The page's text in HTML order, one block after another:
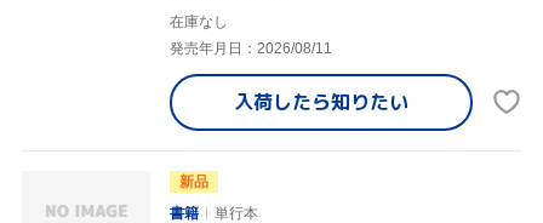
在庫なし
発売年月日：2026/08/11
入荷したら知りたい
新品
書籍
単行本